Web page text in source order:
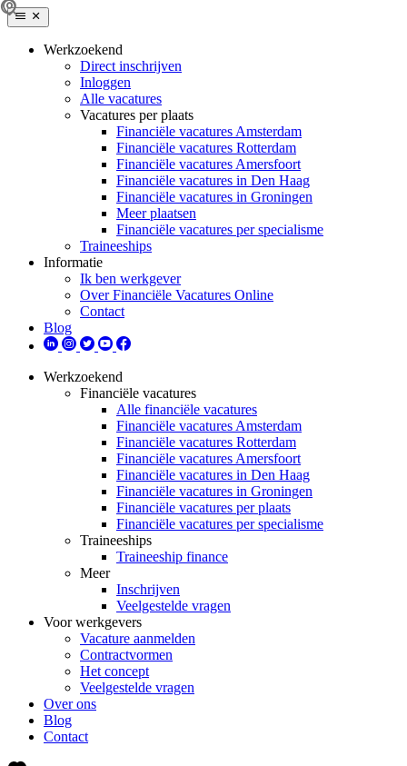
Werkzoekend
Direct inschrijven
Inloggen
Alle vacatures
Vacatures per plaats
Financiële vacatures Amsterdam
Financiële vacatures Rotterdam
Financiële vacatures Amersfoort
Financiële vacatures in Den Haag
Financiële vacatures in Groningen
Meer plaatsen
Financiële vacatures per specialisme
Traineeships
Informatie
Ik ben werkgever
Over Financiële Vacatures Online
Contact
Blog
Werkzoekend
Financiële vacatures
Alle financiële vacatures
Financiële vacatures Amsterdam
Financiële vacatures Rotterdam
Financiële vacatures Amersfoort
Financiële vacatures in Den Haag
Financiële vacatures in Groningen
Financiële vacatures per plaats
Financiële vacatures per specialisme
Traineeships
Traineeship finance
Meer
Inschrijven
Veelgestelde vragen
Voor werkgevers
Vacature aanmelden
Contractvormen
Het concept
Veelgestelde vragen
Over ons
Blog
Contact